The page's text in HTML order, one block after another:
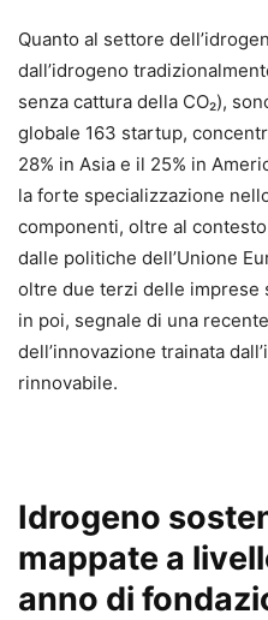
Quanto al settore
dall’idrogeno
senza cattura della CO₂),
globale 163 startup,
28% in Asia e il 25% in
la forte specializzazione
componenti, oltre al
dalle politiche dell’Unione
oltre due terzi delle imprese
in poi, segnale di una
dell’innovazione trainata
rinnovabile.
Idrogeno
mappate a
anno di